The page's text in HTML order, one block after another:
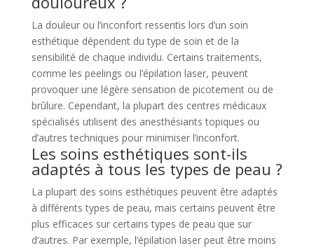
La douleur ou l’inconfort ressentis lors d’un soin
esthétique dépendent du type de soin et de la
sensibilité de chaque individu. Certains traitements,
comme les peelings ou l’épilation laser, peuvent
provoquer une légère sensation de picotement ou de
brûlure. Cependant, la plupart des centres médicaux
spécialisés utilisent des anesthésiants topiques ou
d’autres techniques pour minimiser l’inconfort.
Les soins esthétiques sont-ils
adaptés à tous les types de peau ?
La plupart des soins esthétiques peuvent être adaptés
à différents types de peau, mais certains peuvent être
plus efficaces sur certains types de peau que sur
d’autres. Par exemple, l’épilation laser peut être moins